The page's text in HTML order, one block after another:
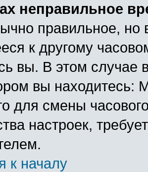
неправильное
правильное, но
к другому
вы. В этом случае
вы находитесь:
для смены
настроек,
к началу